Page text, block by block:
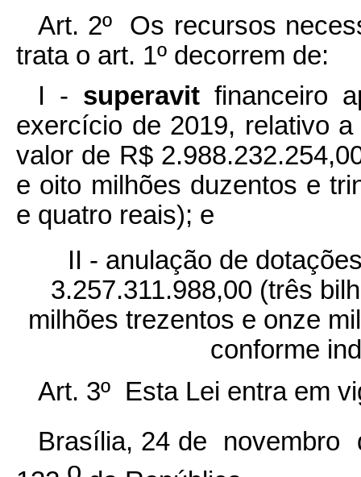
Art. 2º Os recursos
trata o art. 1º decorrem de:
I - superavit financeiro
exercício de 2019, relativo
valor de R$
e oito milhões duzentos e
e quatro reais); e
II - anulação de
3.257.311.988,00 (três
milhões trezentos e onze
conforme
Art. 3º Esta Lei entra em
Brasília, 24 de novembro
o